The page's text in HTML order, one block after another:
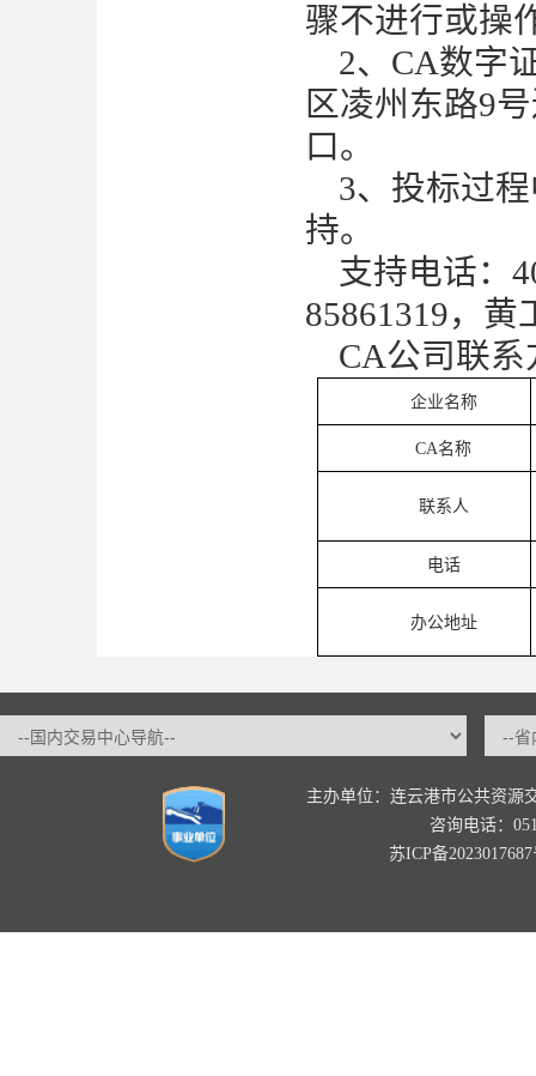
骤不进行或操
2、CA数字
区凌州东路9
口。
3、投标过
持。
支持电话：
85861319，黄
CA公司联系
企业名称
CA名称
联系人
电话
办公地址
主办单位：连云港市公共资源
咨询电话：
苏ICP备